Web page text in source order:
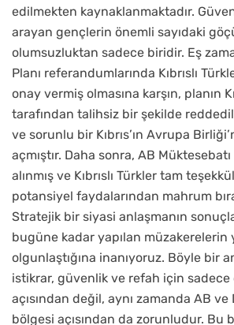
edilmekten kaynaklanmaktadır.
arayan gençlerin önemli sayıdaki
olumsuzluktan sadece biridir. Eş
Planı referandumlarında Kıbrıslı
onay vermiş olmasına karşın, planın
tarafından talihsiz bir şekilde
ve sorunlu bir Kıbrıs’ın Avrupa
açmıştır. Daha sonra, AB
alınmış ve Kıbrıslı Türkler tam
potansiyel faydalarından mahrum
Stratejik bir siyasi anlaşmanın
bugüne kadar yapılan müzakerelerin
olgunlaştığına inanıyoruz. Böyle bir
istikrar, güvenlik ve refah için sadece
açısından değil, aynı zamanda AB
bölgesi açısından da zorunludur. Bu